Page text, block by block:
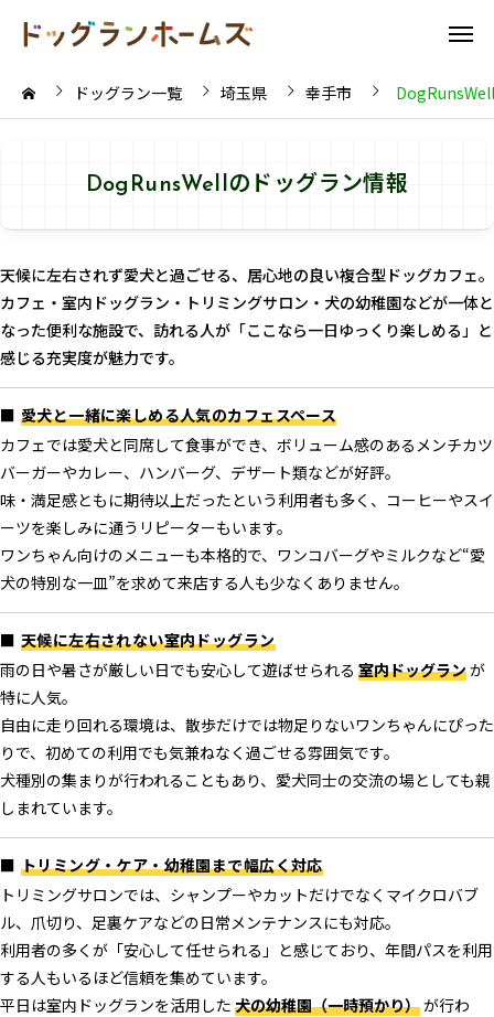
ドッグラン一覧 埼玉県 幸手市 DogRunsWell
DogRunsWellのドッグラン情報
天候に左右されず愛犬と過ごせる、居心地の良い複合型ドッグカフェ。
カフェ・室内ドッグラン・トリミングサロン・犬の幼稚園などが一体と
なった便利な施設で、訪れる人が「ここなら一日ゆっくり楽しめる」と
感じる充実度が魅力です。
■ 愛犬と一緒に楽しめる人気のカフェスペース
カフェでは愛犬と同席して食事ができ、ボリューム感のあるメンチカツ
バーガーやカレー、ハンバーグ、デザート類などが好評。
味・満足感ともに期待以上だったという利用者も多く、コーヒーやスイ
ーツを楽しみに通うリピーターもいます。
ワンちゃん向けのメニューも本格的で、ワンコバーグやミルクなど“愛
犬の特別な一皿”を求めて来店する人も少なくありません。
■ 天候に左右されない室内ドッグラン
雨の日や暑さが厳しい日でも安心して遊ばせられる 室内ドッグランが
特に人気。
自由に走り回れる環境は、散歩だけでは物足りないワンちゃんにぴった
りで、初めての利用でも気兼ねなく過ごせる雰囲気です。
犬種別の集まりが行われることもあり、愛犬同士の交流の場としても親
しまれています。
■ トリミング・ケア・幼稚園まで幅広く対応
トリミングサロンでは、シャンプーやカットだけでなくマイクロバブ
ル、爪切り、足裏ケアなどの日常メンテナンスにも対応。
利用者の多くが「安心して任せられる」と感じており、年間パスを利用
する人もいるほど信頼を集めています。
平日は室内ドッグランを活用した 犬の幼稚園（一時預かり）が行わ